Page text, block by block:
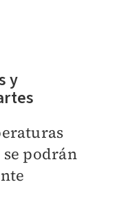
y
se podrán